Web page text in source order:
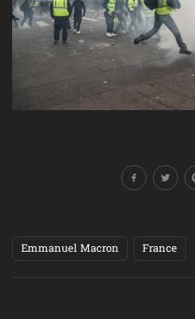
Emmanuel Macron France